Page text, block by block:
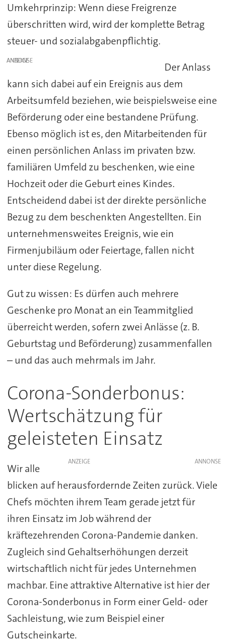
Umkehrprinzip: Wenn diese Freigrenze
überschritten wird, wird der komplette Betrag
steuer- und sozialabgabenpflichtig.
ANZEIGE
Der Anlass
kann sich dabei auf ein Ereignis aus dem
Arbeitsumfeld beziehen, wie beispielsweise eine
Beförderung oder eine bestandene Prüfung.
Ebenso möglich ist es, den Mitarbeitenden für
einen persönlichen Anlass im privaten bzw.
familiären Umfeld zu beschenken, wie eine
Hochzeit oder die Geburt eines Kindes.
Entscheidend dabei ist der direkte persönliche
Bezug zu dem beschenkten Angestellten. Ein
unternehmensweites Ereignis, wie ein
Firmenjubiläum oder Feiertage, fallen nicht
unter diese Regelung.
Gut zu wissen: Es dürfen auch mehrere
Geschenke pro Monat an ein Teammitglied
überreicht werden, sofern zwei Anlässe (z. B.
Geburtstag und Beförderung) zusammenfallen
– und das auch mehrmals im Jahr.
Corona-Sonderbonus:
Wertschätzung für
geleisteten Einsatz
ANZEIGE
Wir alle
blicken auf herausfordernde Zeiten zurück. Viele
Chefs möchten ihrem Team gerade jetzt für
ihren Einsatz im Job während der
kräftezehrenden Corona-Pandemie danken.
Zugleich sind Gehaltserhöhungen derzeit
wirtschaftlich nicht für jedes Unternehmen
machbar. Eine attraktive Alternative ist hier der
Corona-Sonderbonus in Form einer Geld- oder
Sachleistung, wie zum Beispiel einer
Gutscheinkarte.